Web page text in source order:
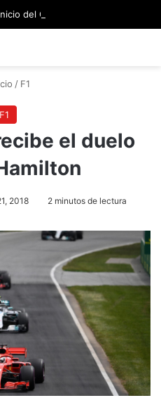
/ F1
F1
el duelo
2018 2 minutos de lectura